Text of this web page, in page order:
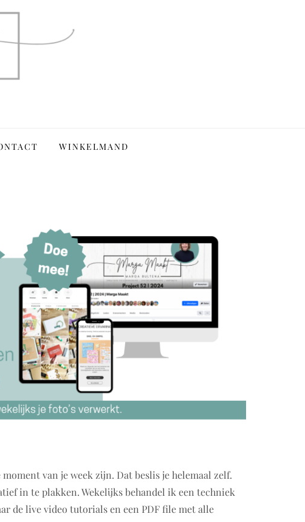
WINKELMAND
van je week zijn. Dat beslis je helemaal zelf.
in te plakken. Wekelijks behandel ik een techniek
de live video tutorials en een PDF file met alle